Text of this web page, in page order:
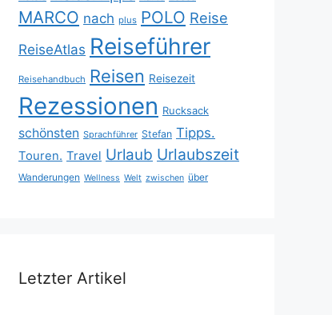
MARCO nach plus POLO Reise
ReiseAtlas Reiseführer
Reisehandbuch Reisen Reisezeit
Rezessionen Rucksack
schönsten Sprachführer Stefan Tipps.
Touren. Travel Urlaub Urlaubszeit
Wanderungen Wellness Welt zwischen über
Letzter Artikel